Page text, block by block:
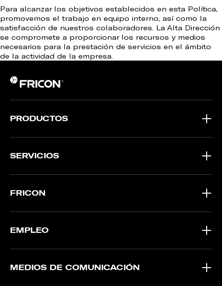
Para alcanzar los objetivos establecidos en esta Política,
promovemos el trabajo en equipo interno, así como la
satisfacción de nuestros colaboradores. La Alta Dirección
se compromete a proporcionar los recursos y medios
necesarios para la prestación de servicios en el ámbito
de la actividad de la empresa.
PRODUCTOS
SERVICIOS
FRICON
EMPLEO
MEDIOS DE COMUNICACIÓN